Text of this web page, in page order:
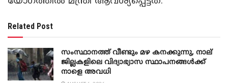
Related Post
സംസ്ഥാനത്ത് വീണ്ടും മഴ കനക്കുന്നു, നാല്
ജില്ലകളിലെ വിദ്യാഭ്യാസ സ്ഥാപനങ്ങൾക്ക്
നാളെ അവധി